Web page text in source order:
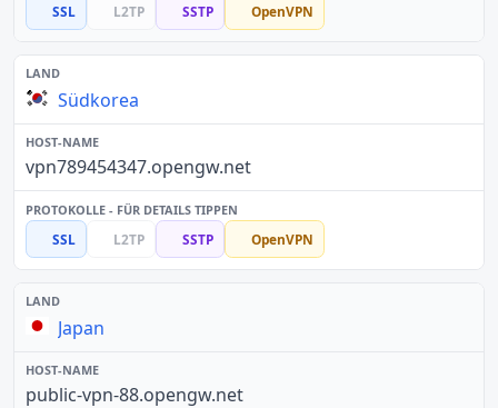
SSL L2TP SSTP OpenVPN
Südkorea
vpn789454347.opengw.net
SSL L2TP SSTP OpenVPN
Japan
public-vpn-88.opengw.net